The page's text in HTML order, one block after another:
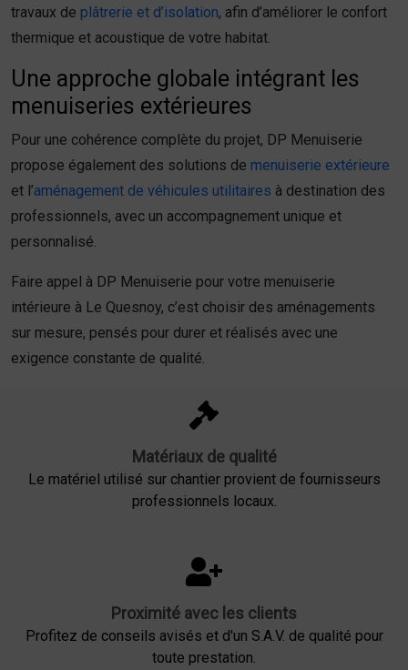
travaux de plâtrerie et d’isolation, afin d’améliorer le confort
thermique et acoustique de votre habitat.
Une approche globale intégrant les
menuiseries extérieures
Pour une cohérence complète du projet, DP Menuiserie
propose également des solutions de menuiserie extérieure
et l’aménagement de véhicules utilitaires à destination des
professionnels, avec un accompagnement unique et
personnalisé.
Faire appel à DP Menuiserie pour votre menuiserie
intérieure à Le Quesnoy, c’est choisir des aménagements
sur mesure, pensés pour durer et réalisés avec une
exigence constante de qualité.
Matériaux de qualité
Le matériel utilisé sur chantier provient de fournisseurs
professionnels locaux.
Proximité avec les clients
Profitez de conseils avisés et d'un S.A.V. de qualité pour
toute prestation.